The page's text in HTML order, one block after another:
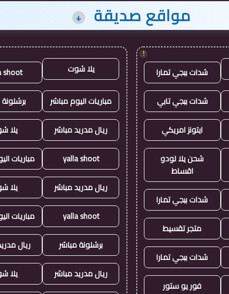
مواقع صديقة +
!
شدات ببجي تمارا
شدات ببجي تابي
ايتونز امريكي
شحن يلا لودو
اقساط
شدات ببجي تمارا
متجر تقسيط
شدات ببجي تمارا
فور يو ستور
يلا شوت shoot
مباريات اليوم مباشر
ريال مدريد مباشر يلا
yalla shoot مباريات
ريال مدريد مباشر يلا
yalla shoot مباريات
برشلونة مباشر ريال
ريال مدريد مباشر يلا